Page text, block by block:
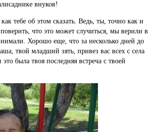
внуков!
тебе об этом сказать. Ведь, ты, точно как и
что это может случиться, мы верили в
Хорошо еще, что за несколько дней до
твой младший зять, привез вас всех с села
была твоя последняя встреча с твоей